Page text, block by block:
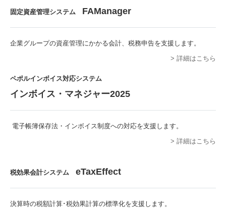
固定資産管理システム FAManager
企業グループの資産管理にかかる会計、税務申告を支援します。
> 詳細はこちら
ペポルインボイス対応システム
インボイス・マネジャー2025
電子帳簿保存法・インボイス制度への対応を支援します。
> 詳細はこちら
税効果会計システム eTaxEffect
決算時の税額計算･税効果計算の標準化を支援します。